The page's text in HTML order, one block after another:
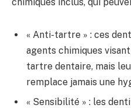
« Anti-tartre » : ces
agents chimiques
tartre dentaire, mais
remplace jamais une
« Sensibilité » : les